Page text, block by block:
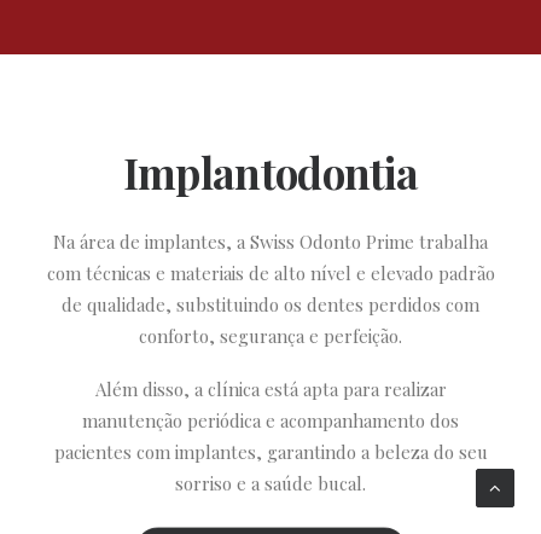
Implantodontia
Na área de implantes, a Swiss Odonto Prime trabalha
com técnicas e materiais de alto nível e elevado padrão
de qualidade, substituindo os dentes perdidos com
conforto, segurança e perfeição.
Além disso, a clínica está apta para realizar
manutenção periódica e acompanhamento dos
pacientes com implantes, garantindo a beleza do seu
sorriso e a saúde bucal.